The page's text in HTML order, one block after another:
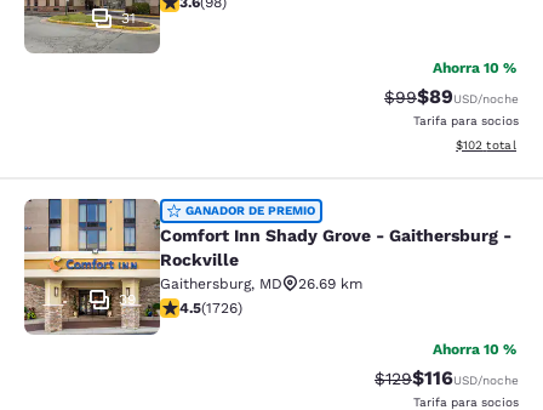
31
Ahorra 10 %
Precio tachado:
$99Precio con
$89USD/noche
Tarifa para socios
Ver detalles
$102 total
Comfort Inn Shady Grove -
39
GANADOR DE PREMIO
Comfort Inn Shady Grove - Gaithersburg -
Rockville
Gaithersburg, MD
26.69 km
calificación de 4.52 estrellas. Excelente. 1726 reseñas
4.5(1726)
Ahorra 10 %
Precio tachado:
$129Precio con
$116USD/noche
Tarifa para socios